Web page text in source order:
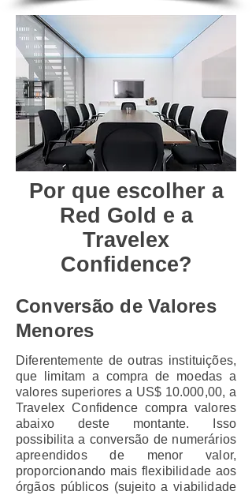
Por que escolher a
Red Gold e a
Travelex
Confidence?
Conversão de Valores
Menores
Diferentemente de outras instituições,
que limitam a compra de moedas a
valores superiores a US$ 10.000,00, a
Travelex Confidence compra valores
abaixo deste montante. Isso
possibilita a conversão de numerários
apreendidos de menor valor,
proporcionando mais flexibilidade aos
órgãos públicos (sujeito a viabilidade